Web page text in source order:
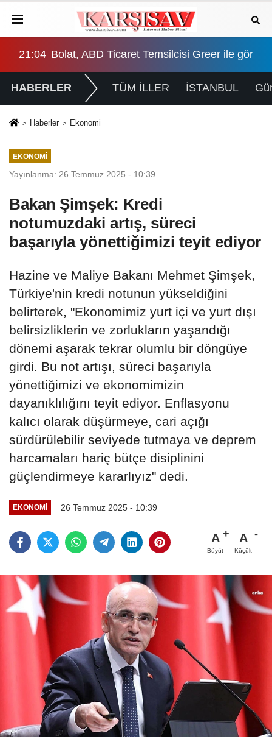
100 milyar dolarlık ticaret hedefi ele alındı
20:38 İYİ Parti'den "çerçeve yasa" teklifi için
HABERLER TÜM İLLER İSTANBUL
Haberler Ekonomi
EKONOMI
Yayınlanma: 26 Temmuz 2025 - 10:39
Bakan Şimşek: Kredi
notumuzdaki artış, süreci
başarıyla yönettiğimizi teyit ediyor
Hazine ve Maliye Bakanı Mehmet Şimşek,
Türkiye'nin kredi notunun yükseldiğini
belirterek, "Ekonomimiz yurt içi ve yurt dışı
belirsizliklerin ve zorlukların yaşandığı
dönemi aşarak tekrar olumlu bir döngüye
girdi. Bu not artışı, süreci başarıyla
yönettiğimizi ve ekonomimizin
dayanıklılığını teyit ediyor. Enflasyonu
kalıcı olarak düşürmeye, cari açığı
sürdürülebilir seviyede tutmaya ve deprem
harcamaları hariç bütçe disiplinini
güçlendirmeye kararlıyız" dedi.
EKONOMI 26 Temmuz 2025 - 10:39
A
Büyüt
A
Küçült